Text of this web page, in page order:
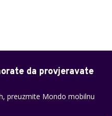
da provjeravate
preuzmite Mondo mobilnu